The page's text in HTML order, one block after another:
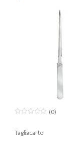
u
(0)
Tagliacarte